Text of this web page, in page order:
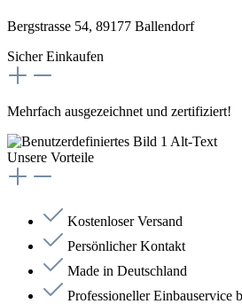
Bergstrasse 54, 89177 Ballendorf
Sicher Einkaufen
Mehrfach ausgezeichnet und zertifiziert!
Unsere Vorteile
Kostenloser Versand
Persönlicher Kontakt
Made in Deutschland
Professioneller